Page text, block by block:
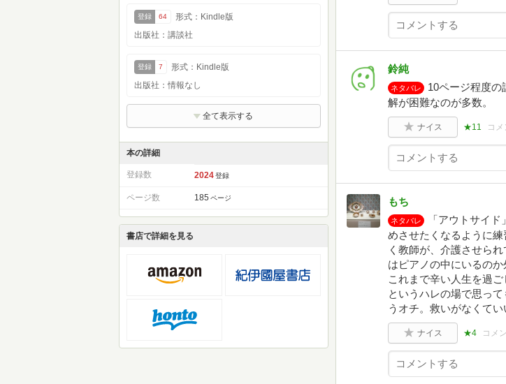
登録 64
形式：Kindle版
出版社：講談社
登録 7
形式：Kindle版
出版社：情報なし
全て表示する
本の詳細
登録数 2024 登録
ページ数 185 ページ
書店で詳細を見る
鈴純
ネタバレ
10ページ程度
解が困難なのが多数。
ナイス ★11 コ
もち
ネタバレ
「アウトサイ
めさせたくなるように
く教師が、介護させら
はピアノの中にいるの
これまで辛い人生を過
というハレの場で思っ
うオチ。救いがなくてい
ナイス ★4 コメ